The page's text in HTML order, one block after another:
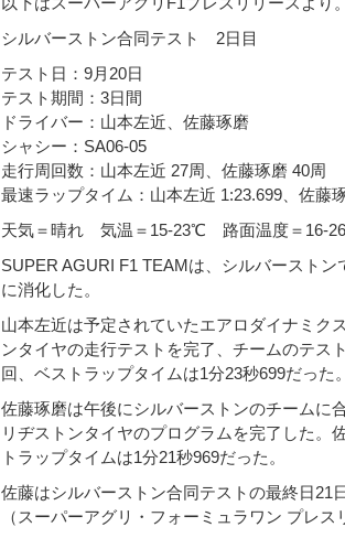
シルバーストン合同テスト 2日目
テスト日：9月20日
テスト期間：3日間
ドライバー：山本左近、佐藤琢磨
シャシー：SA06-05
走行周回数：山本左近 27周、佐藤琢磨 40周
最速ラップタイム：山本左近 1:23.699、佐藤
天気＝晴れ 気温＝15-23℃ 路面温度＝16-
SUPER AGURI F1 TEAMは、シルバースト
に消化した。
山本左近は予定されていたエアロダイナミク
ンタイヤの走行テストを完了、チームのテス
回、ベストラップタイムは1分23秒699だった
佐藤琢磨は午後にシルバーストンのチームに
リヂストンタイヤのプログラムを完了した。
トラップタイムは1分21秒969だった。
佐藤はシルバーストン合同テストの最終日21
（スーパーアグリ・フォーミュラワン プレス